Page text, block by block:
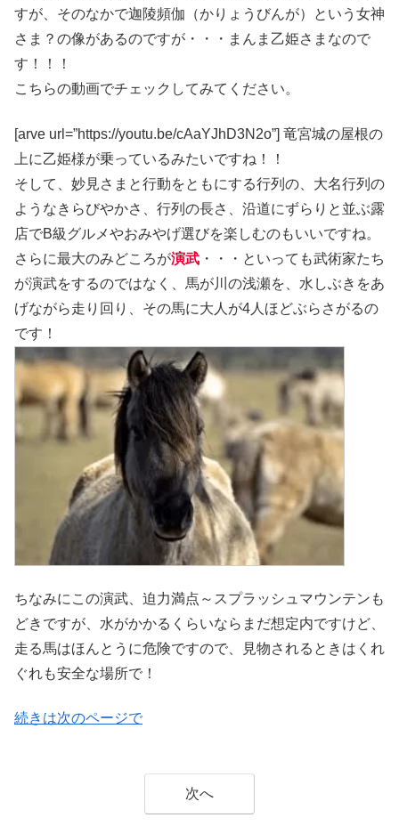
すが、そのなかで迦陵頻伽（かりょうびんが）という女神
さま？の像があるのですが・・・まんま乙姫さまなので
す！！！
こちらの動画でチェックしてみてください。
[arve url=”https://youtu.be/cAaYJhD3N2o”] 竜宮城の屋根の
上に乙姫様が乗っているみたいですね！！
そして、妙見さまと行動をともにする行列の、大名行列の
ようなきらびやかさ、行列の長さ、沿道にずらりと並ぶ露
店でB級グルメやおみやげ選びを楽しむのもいいですね。
さらに最大のみどころが演武 ・・・といっても武術家たち
が演武をするのではなく、馬が川の浅瀬を、水しぶきをあ
げながら走り回り、その馬に大人が4人ほどぶらさがるの
です！
ちなみにこの演武、迫力満点～スプラッシュマウンテンも
どきですが、水がかかるくらいならまだ想定内ですけど、
走る馬はほんとうに危険ですので、見物されるときはくれ
ぐれも安全な場所で！
続きは次のページで
次へ